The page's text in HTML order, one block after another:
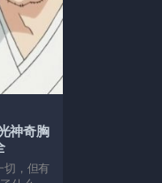
神奇胸
切，但有